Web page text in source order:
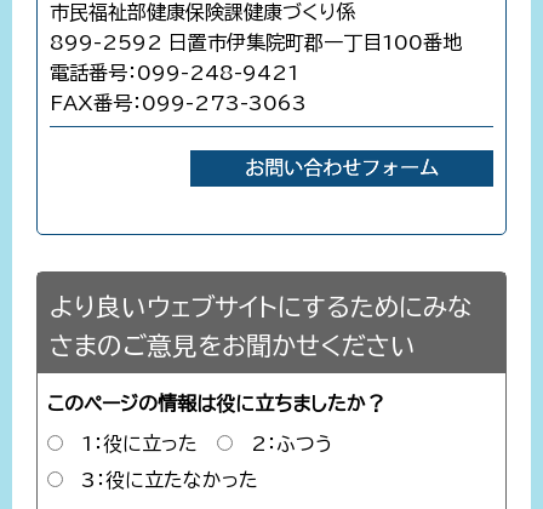
市民福祉部健康保険課健康づくり係
899-2592 日置市伊集院町郡一丁目100番地
電話番号：099-248-9421
FAX番号：099-273-3063
より良いウェブサイトにするためにみな
さまのご意見をお聞かせください
このページの情報は役に立ちましたか？
1：役に立った
2：ふつう
3：役に立たなかった